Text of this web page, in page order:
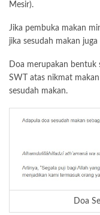
Mesir).
Jika pembuka makan
jika sesudah makan
Doa merupakan bentuk
SWT atas nikmat
sesudah makan.
Doa